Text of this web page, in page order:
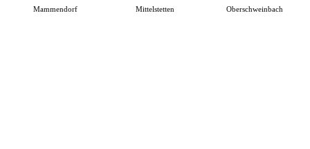
Mammendorf Mittelstetten Oberschweinbach